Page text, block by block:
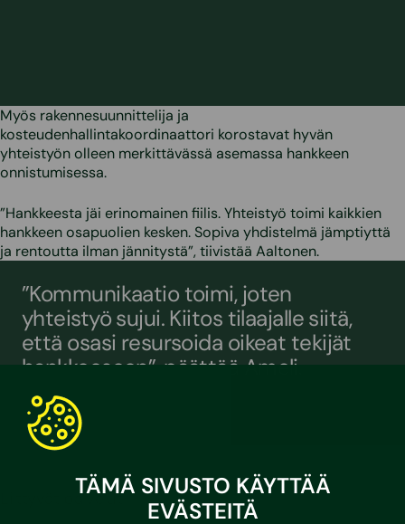
TÄMÄ SIVUSTO KÄYTTÄÄ
EVÄSTEITÄ
Myös rakennesuunnittelija ja
kosteudenhallintakoordinaattori korostavat hyvän
yhteistyön olleen merkittävässä asemassa hankkeen
onnistumisessa.
”Hankkeesta jäi erinomainen fiilis. Yhteistyö toimi kaikkien
hankkeen osapuolien kesken. Sopiva yhdistelmä jämptiyttä
ja rentoutta ilman jännitystä”, tiivistää Aaltonen.
”Kommunikaatio toimi, joten
yhteistyö sujui. Kiitos tilaajalle siitä,
että osasi resursoida oikeat tekijät
hankkeeseen”, päättää Ameli.
Liittyvät palvelut